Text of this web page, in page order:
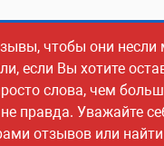
чтобы они
если Вы хотите
слова, чем
правда. Уважайте
отзывов или